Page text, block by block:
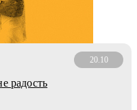
20.10
радость